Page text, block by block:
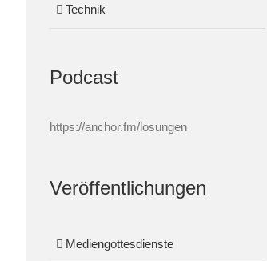
Technik
Podcast
https://anchor.fm/losungen
Veröffentlichungen
Mediengottesdienste